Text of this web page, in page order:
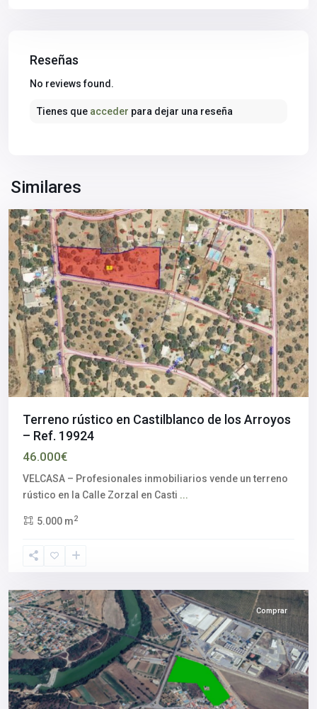
Reseñas
No reviews found.
Tienes que acceder para dejar una reseña
Similares
Sierra
Castilblanco
Sevilla
provincia
Terreno rústico en Castilblanco de los Arroyos
– Ref. 19924
46.000€
VELCASA – Profesionales inmobiliarios vende un terreno
rústico en la Calle Zorzal en Casti ...
5.000 m2
Comprar